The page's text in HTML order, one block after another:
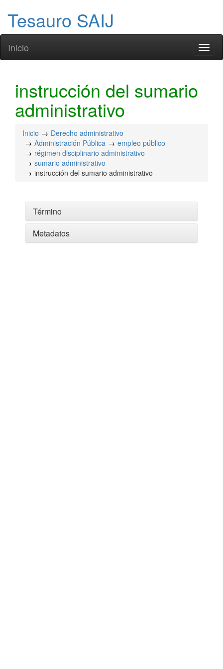
Tesauro SAIJ
Inicio
instrucción del sumario
administrativo
Inicio
Derecho administrativo
Administración Pública
empleo público
régimen disciplinario administrativo
sumario administrativo
instrucción del sumario administrativo
Término
Metadatos